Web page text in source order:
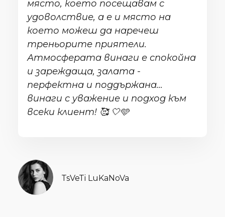
място, което посещавам с
удоволствие, а е и място на
което можеш да наречеш
треньорите приятели.
Атмосферата винаги е спокойна
и зареждаща, залата -
перфектна и поддържана…
винаги с уважение и подход към
всеки клиент! 🥰 🤍🩵
TsVeTi LuKaNoVa